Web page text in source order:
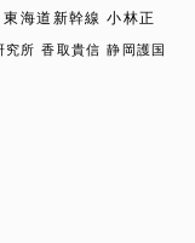
東海道新幹線 小林正
究所 香取貴信 静岡護国